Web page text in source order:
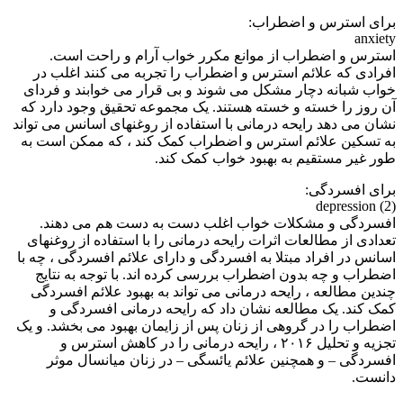
برای استرس و اضطراب:
anxiety
استرس و اضطراب از موانع مکرر خواب آرام و راحت است.
افرادی که علائم استرس و اضطراب را تجربه می کنند اغلب در
خواب شبانه دچار مشکل می شوند و بی قرار می خوابند و فردای
آن روز را خسته و خسته هستند. یک مجموعه تحقیق وجود دارد که
نشان می دهد رایحه درمانی با استفاده از روغنهای اسانس می تواند
به تسکین علائم استرس و اضطراب کمک کند ، که ممکن است به
طور غیر مستقیم به بهبود خواب کمک کند.
برای افسردگی:
depression (2)
افسردگی و مشکلات خواب اغلب دست به دست هم می دهند.
تعدادی از مطالعات اثرات رایحه درمانی را با استفاده از روغنهای
اسانس در افراد مبتلا به افسردگی و دارای علائم افسردگی ، چه با
اضطراب و چه بدون اضطراب بررسی کرده اند. با توجه به نتایج
چندین مطالعه ، رایحه درمانی می تواند به بهبود علائم افسردگی
کمک کند. یک مطالعه نشان داد که رایحه درمانی افسردگی و
اضطراب را در گروهی از زنان پس از زایمان بهبود می بخشد. و یک
تجزیه و تحلیل ۲۰۱۶ ، رایحه درمانی را در کاهش استرس و
افسردگی – و همچنین علائم یائسگی – در زنان میانسال موثر
دانست.